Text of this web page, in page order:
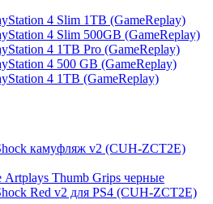
4 Slim 1TB (GameReplay)
4 Slim 500GB (GameReplay)
4 1TB Pro (GameReplay)
4 500 GB (GameReplay)
4 1TB (GameReplay)
камуфляж v2 (CUH-ZCT2E)
Thumb Grips черные
Red v2 для PS4 (CUH-ZCT2E)